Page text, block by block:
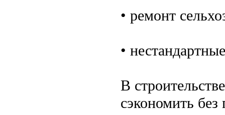
• ремонт
•
В
сэкономить